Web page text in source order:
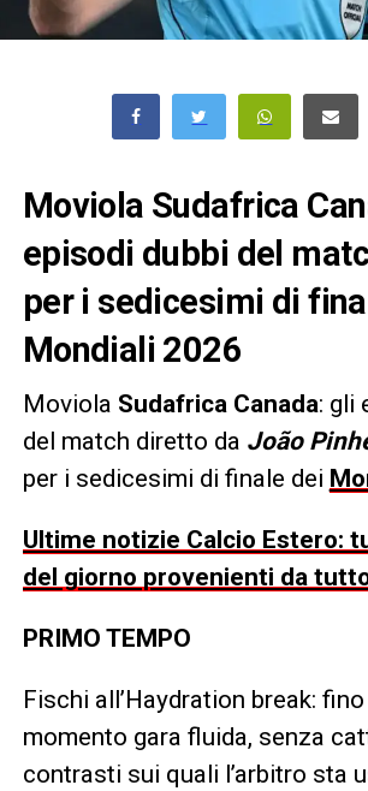
Moviola Sudafrica
episodi dubbi del
per i sedicesimi di
Mondiali 2026
Moviola Sudafrica Canada: gli
del match diretto da João
per i sedicesimi di finale dei
Ultime notizie Calcio Estero:
del giorno provenienti da
PRIMO TEMPO
Fischi all’Haydration break:
momento gara fluida, senza
contrasti sui quali l’arbitro sta